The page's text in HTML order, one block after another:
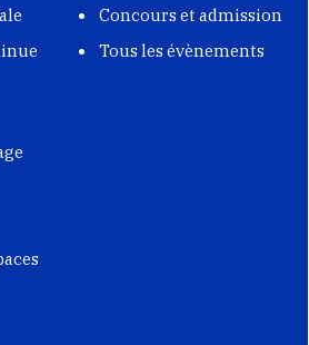
Concours et admission
Tous les évènements